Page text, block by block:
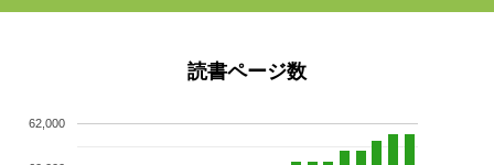
読書ページ数
62,000